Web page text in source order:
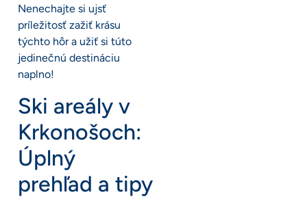
Nenechajte si ujsť
príležitosť zažiť krásu
týchto hôr a užiť si túto
jedinečnú destináciu
naplno!
Ski areály v
Krkonošoch:
Úplný
prehľad a tipy